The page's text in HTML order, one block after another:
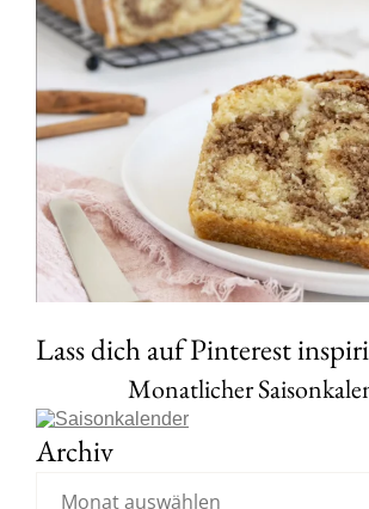
Lass dich auf Pinterest
Monatlicher
Archiv